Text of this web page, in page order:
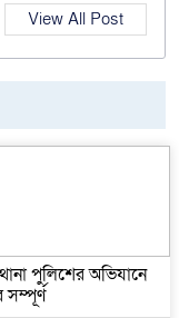
View All Post
পুলিশের অভিযানে
সম্পূর্ণ